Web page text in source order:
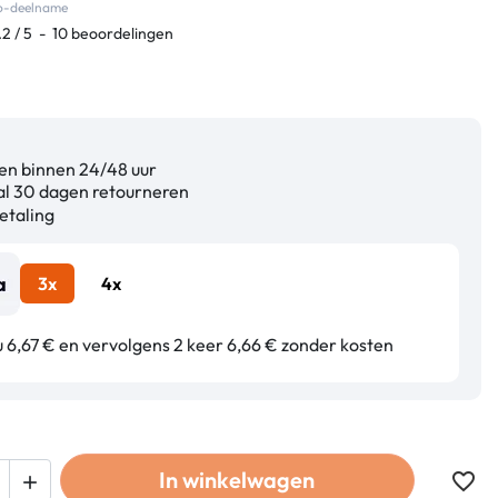
deelname
/5 - 10 beoordelingen
binnen 24/48 uur
30 dagen retourneren
3x 4x
6,67 € en vervolgens 2 keer 6,66 € zonder kosten
 In winkelwagen favorite_border